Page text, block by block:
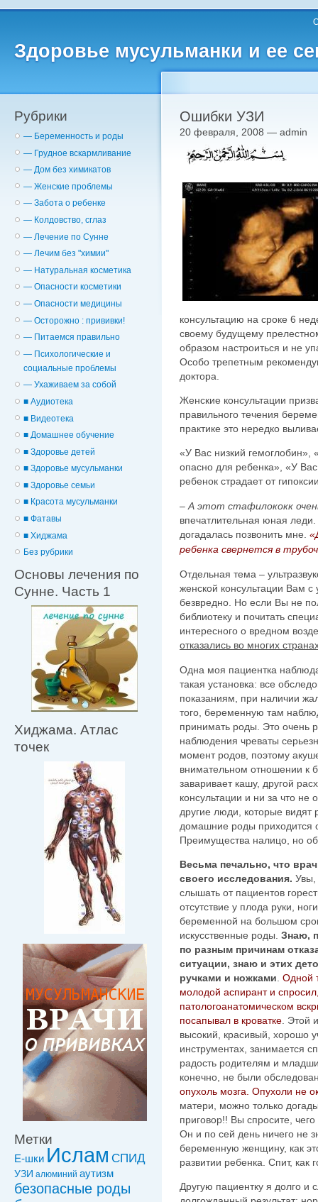
Здоровье мусульманки и ее
Рубрики
— Беременность и роды
— Грудное вскармливание
— Дом без химикатов
— Женские проблемы
— Забота о ребенке
— Колдовство, сглаз
— Лечение по Сунне
— Лечим без "химии"
— Натуральная косметика
— Опасности косметики
— Опасности медицины
— Осторожно : прививки!
— Питаемся правильно
— Психологические и
cоциальные проблемы
— Ухаживаем за собой
■ Аудиотека
■ Видеотека
■ Домашнее обучение
■ Здоровье детей
■ Здоровье мусульманки
■ Здоровье семьи
■ Красота мусульманки
■ Фатавы
■ Хиджама
Без рубрики
Основы лечения по
Сунне. Часть 1
Хиджама. Атлас
точек
Метки
Е-шки Ислам СПИД
УЗИ алюминий аутизм
безопасные роды
Ошибки УЗИ
20 февраля, 2008 — admin
консультацию на сроке 6
своему будущему
образом настроиться и не
Особо трепетным
доктора.
Женские консультации
правильного течения
практике это нередко
«У Вас низкий гемоглобин»,
опасно для ребенка», «У
ребенок страдает от
– А этот стафилококк
впечатлительная юная
догадалась позвонить мне.
ребенка свернется в
Отдельная тема –
женской консультации Вам с
безвредно. Но если Вы не
библиотеку и почитать
интересного о вредном
отказались во многих
Одна моя пациентка
такая установка: все
показаниям, при наличии
того, беременную там
принимать роды. Это очень
наблюдения чреваты
момент родов, поэтому
внимательном отношении к
заваривает кашу, другой
консультации и ни за что
другие люди, которые
домашние роды приходится
Преимущества налицо, но
Весьма печально, что
своего исследования. Увы,
слышать от пациентов
отсутствие у плода руки,
беременной на большом
искусственные роды. Знаю,
по разным причинам
ситуации, знаю и этих
ручками и ножками Одной
молодой аспирант и
патологоанатомическом
посапывал в кроватке . Этой
высокий, красивый, хорошо
инструментах, занимается
радость родителям и
конечно, не были
опухоль мозга. Опухоли не
матери, можно только
приговор!! Вы спросите,
Он и по сей день ничего не
беременную женщину, как
развитии ребенка. Спит, как
Другую пациентку я долго и